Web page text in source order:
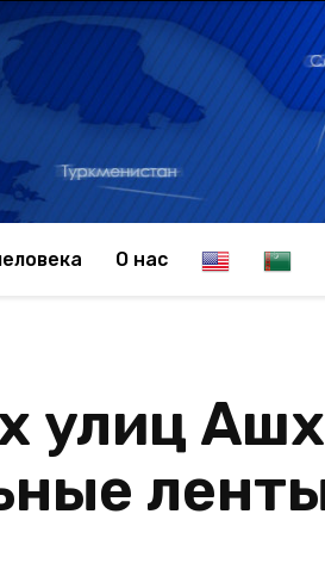
О нас E
g
l
T
k
улиц